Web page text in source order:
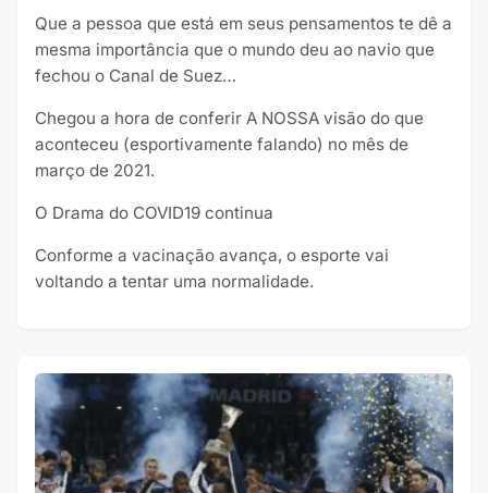
Que a pessoa que está em seus pensamentos te dê a
mesma importância que o mundo deu ao navio que
fechou o Canal de Suez…
Chegou a hora de conferir A NOSSA visão do que
aconteceu (esportivamente falando) no mês de
março de 2021.
O Drama do COVID19 continua
Conforme a vacinação avança, o esporte vai
voltando a tentar uma normalidade.